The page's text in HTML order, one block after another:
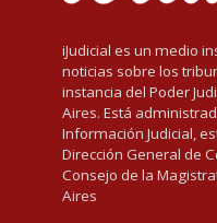
iJudicial es un medio
noticias sobre los
instancia del Poder
Aires. Está
Información Judicial,
Dirección General de
Consejo de la
Aires